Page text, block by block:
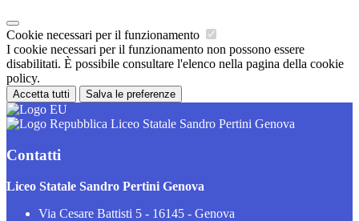
Cookie necessari per il funzionamento
I cookie necessari per il funzionamento non possono essere
disabilitati. È possibile consultare l'elenco nella pagina della cookie
policy.
Accetta tutti Salva le preferenze
Liceo Statale Sandro Pertini Genova
Contatti
Liceo Statale Sandro Pertini Genova
Via Cesare Battisti 5 - 16145 - Genova